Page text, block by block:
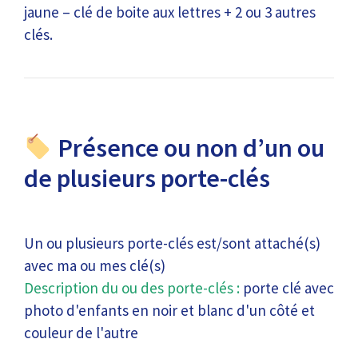
jaune – clé de boite aux lettres + 2 ou 3 autres
clés.
Présence ou non d’un ou
de plusieurs porte-clés
Un ou plusieurs porte-clés est/sont attaché(s)
avec ma ou mes clé(s)
Description du ou des porte-clés : porte clé avec
photo d'enfants en noir et blanc d'un côté et
couleur de l'autre